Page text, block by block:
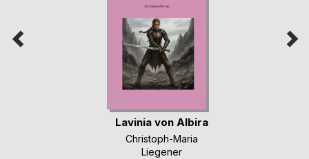
Lavinia von Albira
Christoph-Maria
Liegener